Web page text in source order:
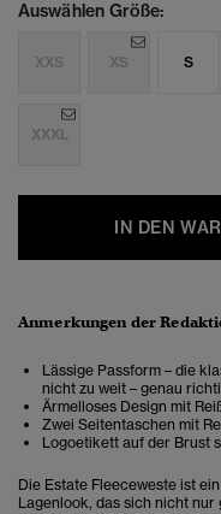
Auswählen Größe:
XXS XS S
XXXL
IN DEN
Anmerkungen der
Lässige Passform – die
nicht zu weit – genau
Ärmelloses Design mit
Zwei Seitentaschen mit
Logoetikett auf der Brust
Die Estate Fleeceweste ist
Lagenlook, das sich nicht